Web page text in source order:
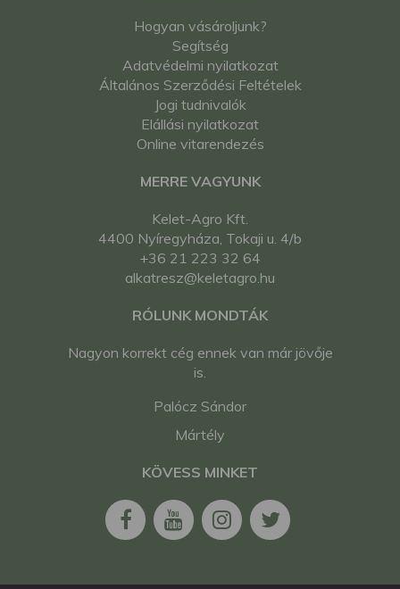
Hogyan vásároljunk?
Segítség
Adatvédelmi nyilatkozat
Általános Szerződési Feltételek
Jogi tudnivalók
Elállási nyilatkozat
Online vitarendezés
MERRE VAGYUNK
Kelet-Agro Kft.
4400 Nyíregyháza, Tokaji u. 4/b
+36 21 223 32 64
alkatresz@keletagro.hu
RÓLUNK MONDTÁK
Nagyon korrekt cég ennek van már jövője
is.
Palócz Sándor
Mártély
KÖVESS MINKET